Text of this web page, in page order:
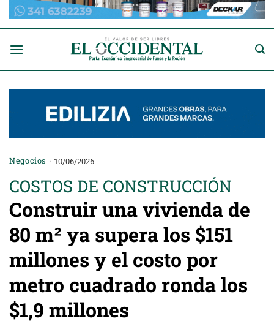
Saltar
Negocios 10/06/2026
COSTOS DE CONSTRUCCIÓN
Construir una vivienda de
80 m² ya supera los $151
millones y el costo por
metro cuadrado ronda los
$1,9 millones